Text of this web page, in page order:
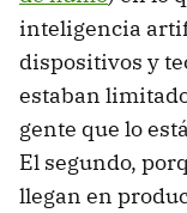
inteligencia
dispositivos y
estaban
gente que lo
El segundo,
llegan en